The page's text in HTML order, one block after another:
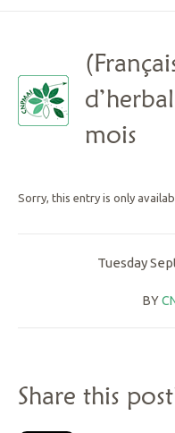
mois
Sorry, this entry is only
Tuesday
BY
Share this